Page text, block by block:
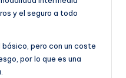
y el seguro a todo
pero con un coste
por lo que es una